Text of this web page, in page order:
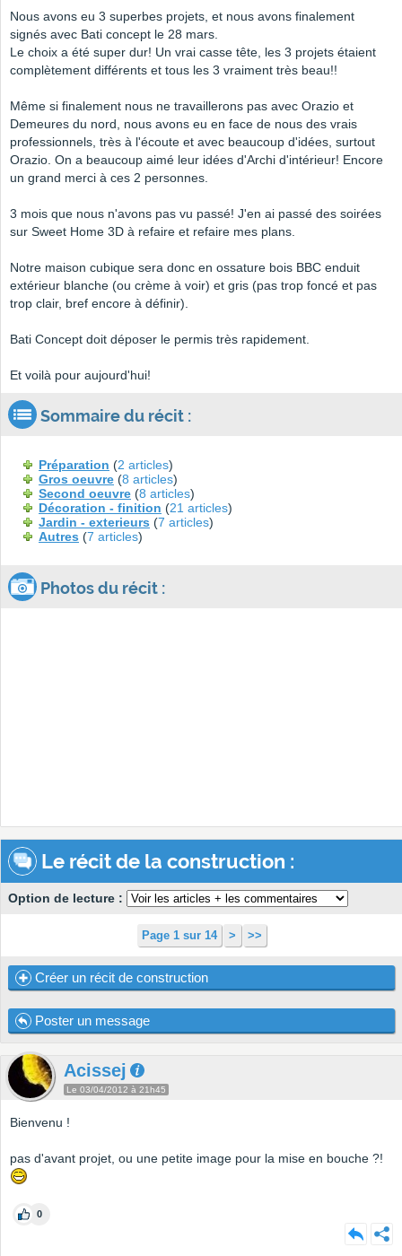
Nous avons eu 3 superbes projets, et nous avons finalement
signés avec Bati concept le 28 mars.
Le choix a été super dur! Un vrai casse tête, les 3 projets étaient
complètement différents et tous les 3 vraiment très beau!!
Même si finalement nous ne travaillerons pas avec Orazio et
Demeures du nord, nous avons eu en face de nous des vrais
professionnels, très à l'écoute et avec beaucoup d'idées, surtout
Orazio. On a beaucoup aimé leur idées d'Archi d'intérieur! Encore
un grand merci à ces 2 personnes.
3 mois que nous n'avons pas vu passé! J'en ai passé des soirées
sur Sweet Home 3D à refaire et refaire mes plans.
Notre maison cubique sera donc en ossature bois BBC enduit
extérieur blanche (ou crème à voir) et gris (pas trop foncé et pas
trop clair, bref encore à définir).
Bati Concept doit déposer le permis très rapidement.
Et voilà pour aujourd'hui!
Sommaire du récit :
Préparation (2 articles)
Gros oeuvre (8 articles)
Second oeuvre (8 articles)
Décoration - finition (21 articles)
Jardin - exterieurs (7 articles)
Autres (7 articles)
Photos du récit :
Le récit de la construction :
Option de lecture :
Page 1 sur 14 > >>
Créer un récit de construction
Poster un message
Acissej
Le 03/04/2012 à 21h45
Bienvenu !
pas d'avant projet, ou une petite image pour la mise en bouche ?!
0